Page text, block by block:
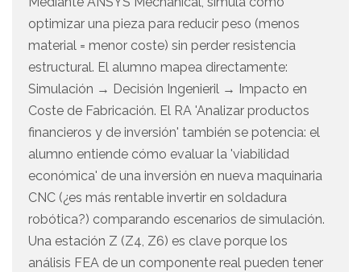
optimizar una pieza para reducir peso (menos
material = menor coste) sin perder resistencia
estructural. El alumno mapea directamente:
Simulación → Decisión Ingenieril → Impacto en
Coste de Fabricación. El RA 'Analizar productos
financieros y de inversión' también se potencia: el
alumno entiende cómo evaluar la 'viabilidad
económica' de una inversión en nueva maquinaria
CNC (¿es más rentable invertir en soldadura
robótica?) comparando escenarios de simulación.
Una estación Z (Z4, Z6) es clave porque los
análisis FEA de un componente real pueden tener